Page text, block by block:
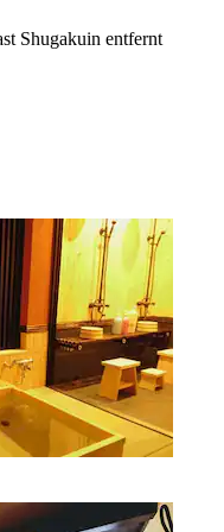
Shugakuin entfernt